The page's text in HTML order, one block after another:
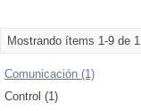
Mostrando ítems 1-9 de 1
Comunicación (1)
Control (1)